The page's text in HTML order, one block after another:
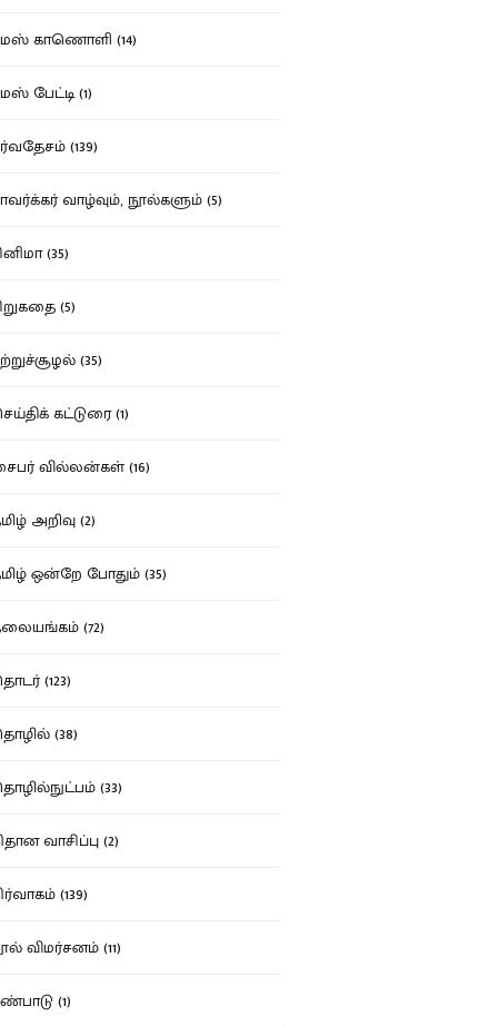
காணொளி (14)
பேட்டி (1)
(139)
வாழ்வும், நூல்களும் (5)
(35)
(5)
(35)
கட்டுரை (1)
வில்லன்கள் (16)
அறிவு (2)
ஒன்றே போதும் (35)
(72)
(123)
(38)
(33)
வாசிப்பு (2)
(139)
விமர்சனம் (11)
(1)